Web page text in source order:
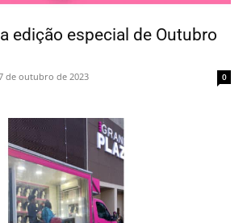
edição especial de Outubro
de outubro de 2023 0